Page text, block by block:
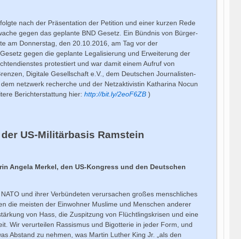
nach der Präsentation der Petition und einer kurzen Rede
gegen das geplante BND Gesetz. Ein Bündnis von Bürger-
am Donnerstag, den 20.10.2016, am Tag vor der
gegen die geplante Legalisierung und Erweiterung der
protestiert und war damit einem Aufruf von
Digitale Gesellschaft e.V., dem Deutschen Journalisten-
netzwerk recherche und der Netzaktivistin Katharina Nocun
Berichterstattung hier:http://bit.ly/2eoF6ZB )
US-Militärbasis Ramstein
Angela Merkel, den US-Kongress und den Deutschen
und ihrer Verbündeten verursachen großes menschliches
die meisten der Einwohner Muslime und Menschen anderer
von Hass, die Zuspitzung von Flüchtlingskrisen und eine
Wir verurteilen Rassismus und Bigotterie in jeder Form, und
Abstand zu nehmen, was Martin Luther King Jr. „als den